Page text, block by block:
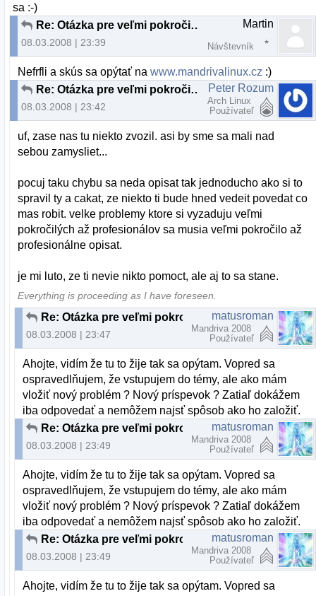
sa :-)
Re: Otázka pre veľmi pokročilých až profesionálov
08.03.2008 | 23:39
Martin
Návštevník
Nefrfli a skús sa opýtať nawww.mandrivalinux.cz :)
Re: Otázka pre veľmi pokročilých až profesionálov
08.03.2008 | 23:42
Peter Rozum
Arch Linux
Používateľ
uf, zase nas tu niekto zvozil. asi by sme sa mali nad
sebou zamysliet...
pocuj taku chybu sa neda opisat tak jednoducho ako si to
spravil ty a cakat, ze niekto ti bude hned vedeit povedat co
mas robit. velke problemy ktore si vyzaduju veľmi
pokročilých až profesionálov sa musia veľmi pokročilo až
profesionálne opisat.
je mi luto, ze ti nevie nikto pomoct, ale aj to sa stane.
Everything is proceeding as I have foreseen.
08.03.2008 | 23:47
matusroman
Mandriva 2008
Používateľ
Ahojte, vidím že tu to žije tak sa opýtam. Vopred sa
ospravedlňujem, že vstupujem do témy, ale ako mám
vložiť nový problém ? Nový príspevok ? Zatiaľ dokážem
iba odpovedať a nemôžem najsť spôsob ako ho založiť.
08.03.2008 | 23:49
matusroman
Mandriva 2008
Používateľ
Ahojte, vidím že tu to žije tak sa opýtam. Vopred sa
ospravedlňujem, že vstupujem do témy, ale ako mám
vložiť nový problém ? Nový príspevok ? Zatiaľ dokážem
iba odpovedať a nemôžem najsť spôsob ako ho založiť.
08.03.2008 | 23:49
matusroman
Mandriva 2008
Používateľ
Ahojte, vidím že tu to žije tak sa opýtam. Vopred sa